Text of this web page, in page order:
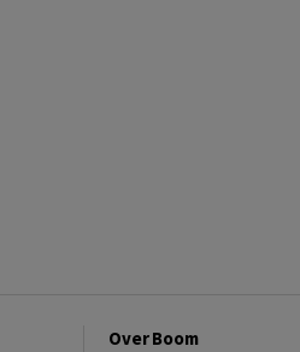
Over Boom